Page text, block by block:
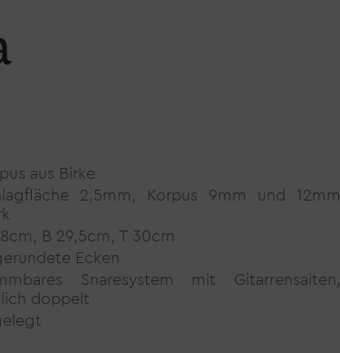
aus Birke
2,5mm, Korpus 9mm und 12mm
B 29,5cm, T 30cm
Ecken
Snaresystem mit Gitarrensaiten,
doppelt